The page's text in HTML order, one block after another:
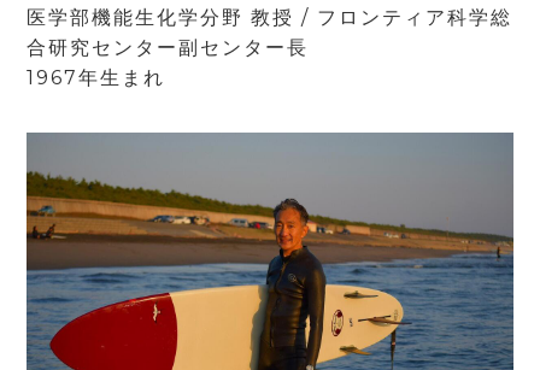
医学部機能生化学分野 教授 / フロンティア科学総
合研究センター副センター長
1967年生まれ